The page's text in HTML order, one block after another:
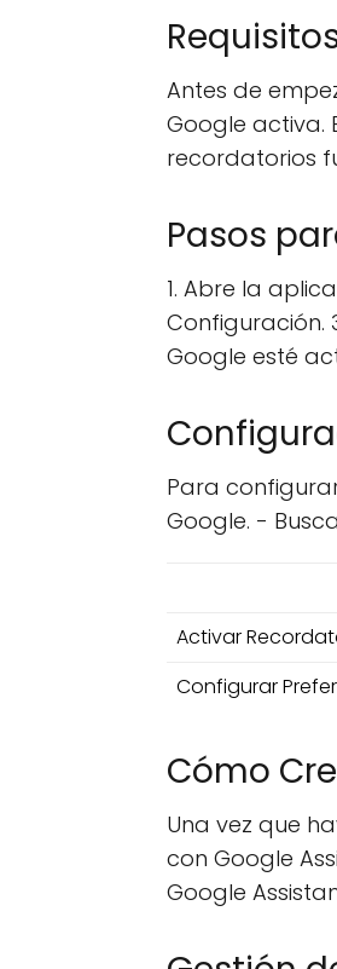
Antes de
Google activa.
recordatorios
Pasos
1. Abre la
Configuración.
Google esté
Para
Google. -
Activar
Configurar
Cómo
Una vez que
con Google
Google